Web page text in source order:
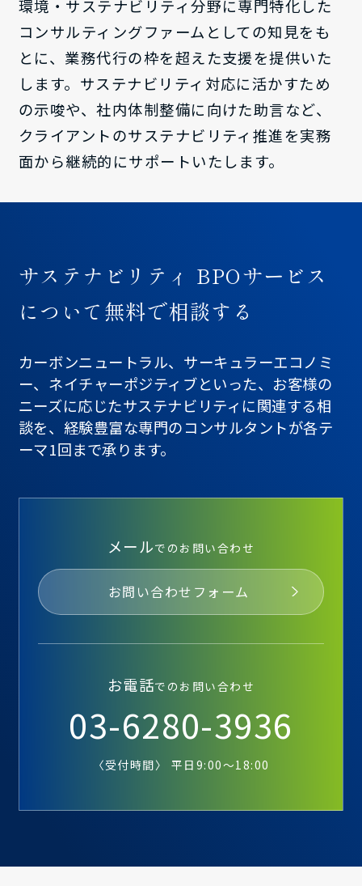
環境・サステナビリティ分野に専門特化した
コンサルティングファームとしての知見をも
とに、業務代行の枠を超えた支援を提供いた
します。サステナビリティ対応に活かすため
の示唆や、社内体制整備に向けた助言など、
クライアントのサステナビリティ推進を実務
面から継続的にサポートいたします。
サステナビリティ BPOサービス
について無料で相談する
カーボンニュートラル、サーキュラーエコノミ
ー、ネイチャーポジティブといった、お客様の
ニーズに応じたサステナビリティに関連する相
談を、経験豊富な専門のコンサルタントが各テ
ーマ1回まで承ります。
メールでのお問い合わせ
お問い合わせフォーム
お電話でのお問い合わせ
03-6280-3936
〈受付時間〉 平日9:00～18:00